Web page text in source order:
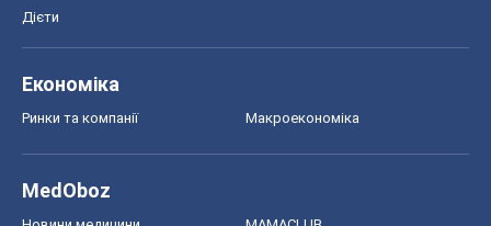
Дієти
Економіка
Ринки та компанії Макроекономіка
MedOboz